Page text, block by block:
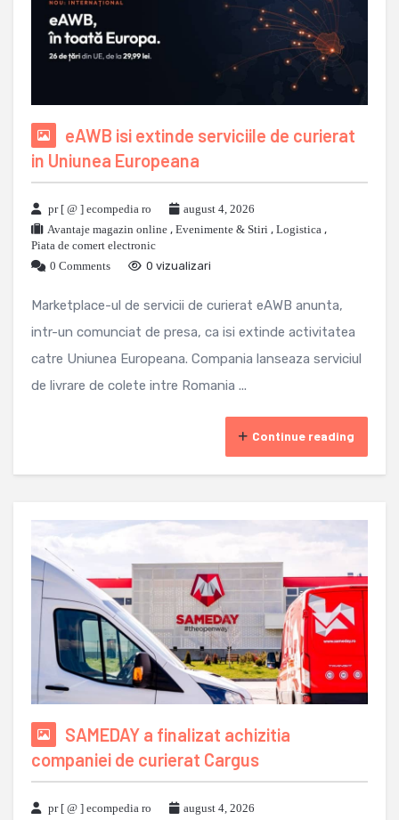
eAWB isi extinde serviciile de curierat
in Uniunea Europeana
pr [ @ ] ecompedia ro
august 4, 2026
Avantaje magazin online , Evenimente & Stiri , Logistica ,
Piata de comert electronic
0 Comments
0 vizualizari
Marketplace-ul de servicii de curierat eAWB anunta,
intr-un comunciat de presa, ca isi extinde activitatea
catre Uniunea Europeana. Compania lanseaza serviciul
de livrare de colete intre Romania ...
Continue reading
SAMEDAY a finalizat achizitia
companiei de curierat Cargus
pr [ @ ] ecompedia ro
august 4, 2026